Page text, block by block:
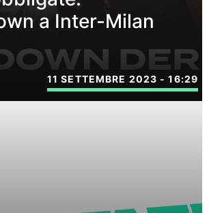
a Inter-Milan
11 SETTEMBRE 2023 - 16:29